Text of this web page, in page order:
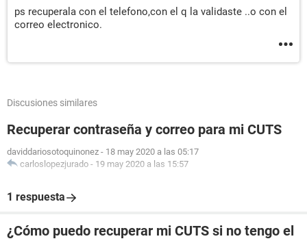
ps recuperala con el telefono,con el q la validaste ..o con el
correo electronico.
Discusiones similares
Recuperar contraseña y correo para mi CUTS
daviddariosotoquinonez - 18 may 2020 a las 05:17
carloslopezjurado - 19 may 2020 a las 15:57
1 respuesta
¿Cómo puedo recuperar mi CUTS si no tengo el